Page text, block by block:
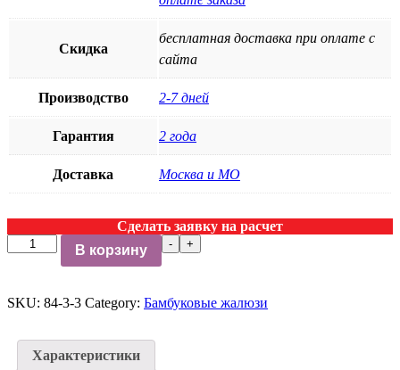
Скидка
бесплатная доставка при оплате с
сайта
Производство 2-7 дней
Гарантия 2 года
Доставка Москва и МО
Сделать заявку на расчет
-
Бамбуковые
жалюзи
50
quantity
+
В корзину
SKU: 84-3-3 Category: Бамбуковые жалюзи
Характеристики